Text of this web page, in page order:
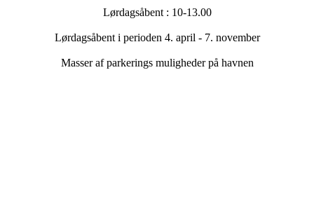
Lørdagsåbent : 10-13.00
Lørdagsåbent i perioden 4. april - 7. november
Masser af parkerings muligheder på havnen